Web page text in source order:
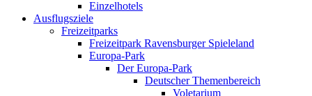
Einzelhotels
Ausflugsziele
Freizeitparks
Freizeitpark Ravensburger Spieleland
Europa-Park
Der Europa-Park
Deutscher Themenbereich
Voletarium